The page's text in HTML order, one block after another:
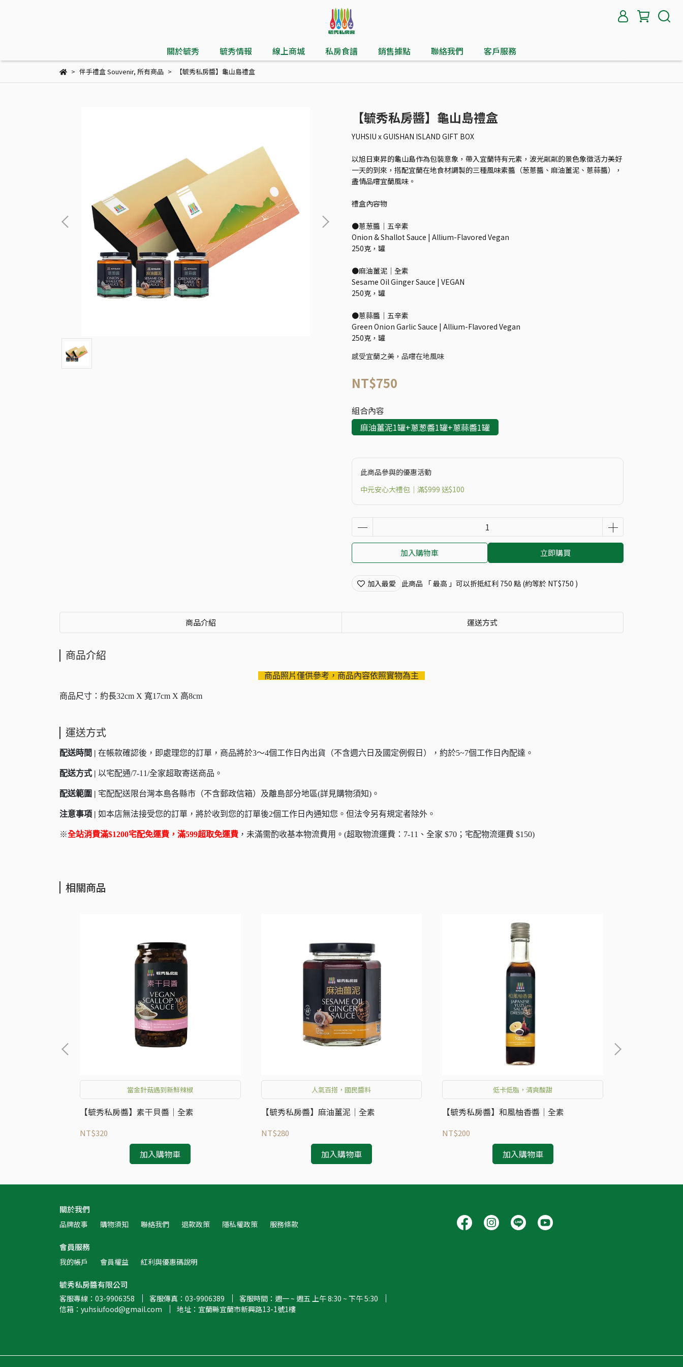
關於毓秀 毓秀情報 線上商城 私房食譜 銷售據點 聯絡我們 客戶服務
伴手禮盒 Souvenir, 所有商品 【毓秀私房醬】龜山島禮盒
【毓秀私房醬】龜山島禮盒
YUHSIU x GUISHAN ISLAND GIFT BOX
以旭日東昇的龜山島作為包裝意象，帶入宜蘭特有元素，波光粼粼的景色象徵活力美好
一天的到來，搭配宜蘭在地食材調製的三種風味素醬（葱蔥醬、麻油薑泥、蔥蒜醬），
盡情品嚐宜蘭風味。
禮盒內容物
●蔥葱醬│五辛素
Onion & Shallot Sauce | Allium-Flavored Vegan
250克，罐
●麻油薑泥│全素
Sesame Oil Ginger Sauce | VEGAN
250克，罐
●蔥蒜醬｜五辛素
Green Onion Garlic Sauce | Allium-Flavored Vegan
250克，罐
感受宜蘭之美，品嚐在地風味
NT$750
組合內容
麻油薑泥1罐+蔥葱醬1罐+蔥蒜醬1罐
此商品參與的優惠活動
中元安心大禮包｜滿$999 送$100
加入購物車 立即購買
加入最愛 此商品 「 最高 」可以折抵紅利 750 點 (約等於 NT$750 )
商品介紹 運送方式
商品介紹
商品照片僅供參考，商品內容依照實物為主
商品尺寸：約長32cm X 寬17cm X 高8cm
運送方式
配送時間 | 在帳款確認後，即處理您的訂單，商品將於3～4個工作日內出貨（不含週六日及國定例假日），約於5~7個工作日內配達。
配送方式 | 以宅配通/7-11/全家超取寄送商品。
配送範圍 | 宅配配送限台灣本島各縣市（不含郵政信箱）及離島部分地區(詳見購物須知)。
注意事項 | 如本店無法接受您的訂單，將於收到您的訂單後2個工作日內通知您。但法令另有規定者除外。
※全站消費滿$1200宅配免運費，滿599超取免運費 ，未滿需酌收基本物流費用。(超取物流運費：7-11 、 全家 $70；宅配物流運費 $150)
相關商品
當金針菇遇到新鮮辣椒
【毓秀私房醬】素干貝醬│全素
NT$320
加入購物車
人氣百搭，國民醬料
【毓秀私房醬】麻油薑泥│全素
NT$280
加入購物車
低卡低脂，清爽酸甜
【毓秀私房醬】和風柚香醬│全素
NT$200
加入購物車
關於我們
品牌故事 購物須知 聯絡我們 退款政策 隱私權政策 服務條款
會員服務
我的帳戶 會員權益 紅利與優惠碼說明
毓秀私房醬有限公司
客服專線：03-9906358 客服傳真：03-9906389
客服時間：週一 ~ 週五 上午 8:30 ~ 下午 5:30
信箱：yuhsiufood@gmail.com
地址：宜蘭縣宜蘭市新興路13-1號1樓